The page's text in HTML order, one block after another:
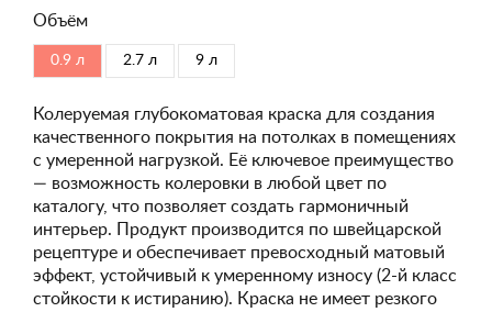
Объём
0.9 л 2.7 л 9 л
Колеруемая глубокоматовая краска для создания
качественного покрытия на потолках в помещениях
с умеренной нагрузкой. Её ключевое преимущество
— возможность колеровки в любой цвет по
каталогу, что позволяет создать гармоничный
интерьер. Продукт производится по швейцарской
рецептуре и обеспечивает превосходный матовый
эффект, устойчивый к умеренному износу (2-й класс
стойкости к истиранию). Краска не имеет резкого